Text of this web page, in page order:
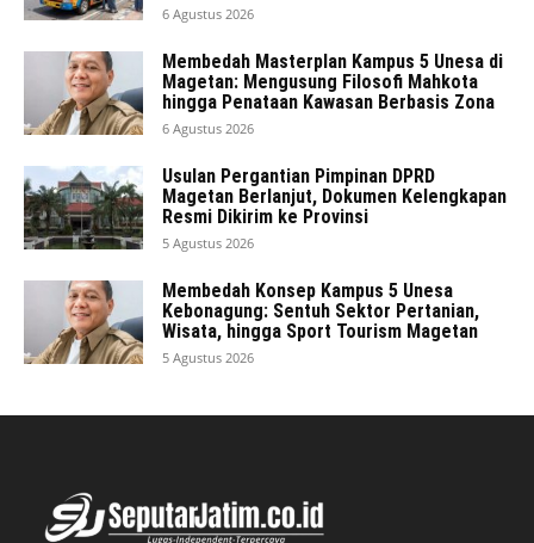
6 Agustus 2026
Membedah Masterplan Kampus 5 Unesa di
Magetan: Mengusung Filosofi Mahkota
hingga Penataan Kawasan Berbasis Zona
6 Agustus 2026
Usulan Pergantian Pimpinan DPRD
Magetan Berlanjut, Dokumen Kelengkapan
Resmi Dikirim ke Provinsi
5 Agustus 2026
Membedah Konsep Kampus 5 Unesa
Kebonagung: Sentuh Sektor Pertanian,
Wisata, hingga Sport Tourism Magetan
5 Agustus 2026